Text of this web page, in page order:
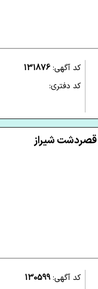
کد آگهی: 131876
کد دفتری:
کد آگهی:130599